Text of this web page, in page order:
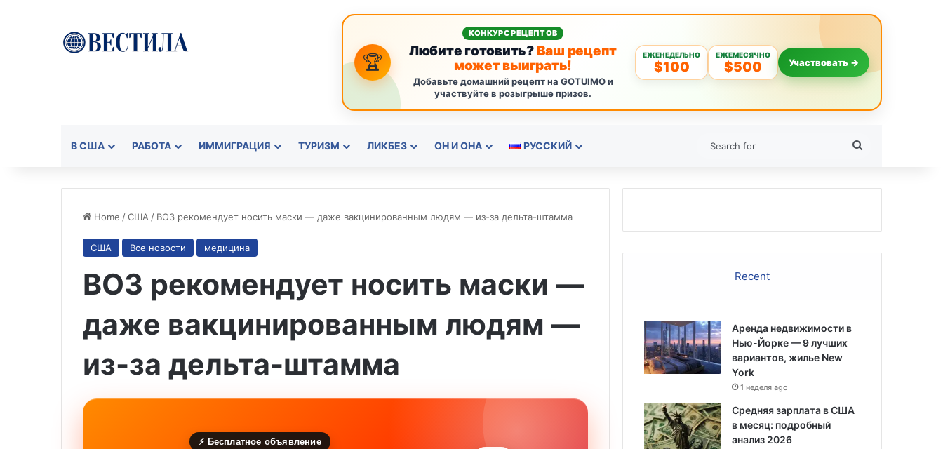
🏆
КОНКУРС РЕЦЕПТОВ
Любите готовить?Ваш рецепт
может выиграть!
Добавьте домашний рецепт на GOTUIMO и
участвуйте в розыгрыше призов.
ЕЖЕНЕДЕЛЬНО
$100
ЕЖЕМЕСЯЧНО
$500 Участвовать →
В США РАБОТА ИММИГРАЦИЯ ТУРИЗМ ЛИКБЕЗ ОН И ОНА РУССКИЙ
Home /США / ВОЗ рекомендует носить маски — даже вакцинированным людям — из-за дельта-штамма
США Все новости медицина
ВОЗ рекомендует носить маски —
даже вакцинированным людям —
из-за дельта-штамма
⚡ Бесплатное объявление
Recent
Аренда недвижимости в
Нью-Йорке — 9 лучших
вариантов, жилье New
York
1 неделя ago
Средняя зарплата в США
в месяц: подробный
анализ 2026